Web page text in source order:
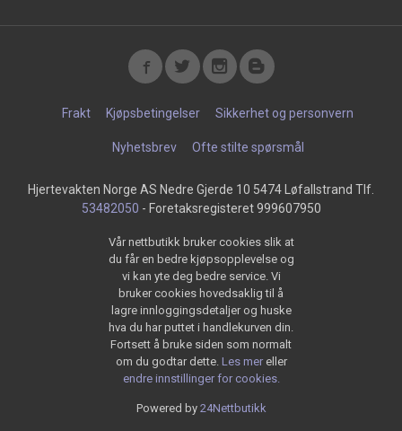
Frakt Kjøpsbetingelser Sikkerhet og personvern
Nyhetsbrev Ofte stilte spørsmål
Hjertevakten Norge AS Nedre Gjerde 10 5474 Løfallstrand Tlf.
53482050 - Foretaksregisteret 999607950
Vår nettbutikk bruker cookies slik at
du får en bedre kjøpsopplevelse og
vi kan yte deg bedre service. Vi
bruker cookies hovedsaklig til å
lagre innloggingsdetaljer og huske
hva du har puttet i handlekurven din.
Fortsett å bruke siden som normalt
om du godtar dette. Les mer eller
endre innstillinger for cookies.
Powered by 24Nettbutikk